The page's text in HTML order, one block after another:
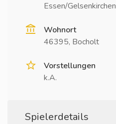
Essen/Gelsenkirchen
Wohnort
46395, Bocholt
Vorstellungen
k.A.
Spielerdetails